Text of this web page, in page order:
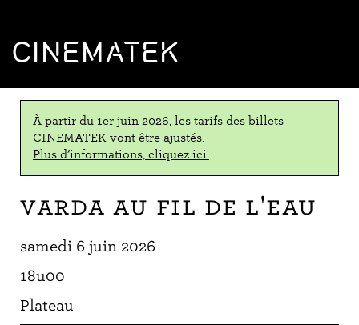
CINEMATEK
À partir du 1er juin 2026, les tarifs des billets
CINEMATEK vont être ajustés.
Plus d’informations, cliquez ici.
Varda au fil de l'eau
samedi 6 juin 2026
18u00
Plateau